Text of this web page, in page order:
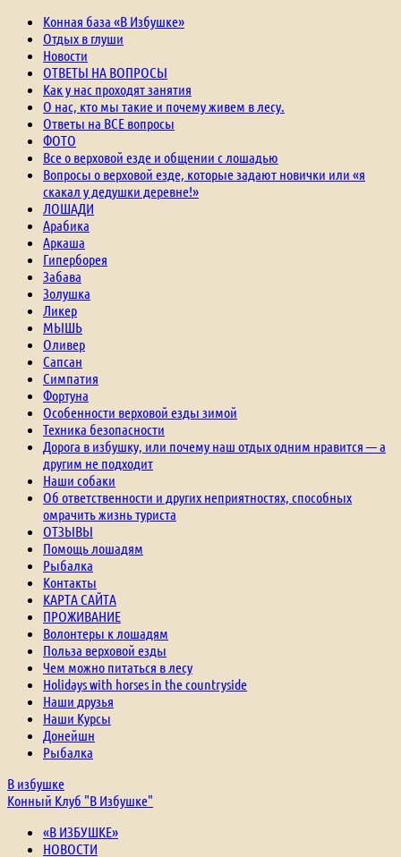
Конная база «В Избушке»
Отдых в глуши
Новости
ОТВЕТЫ НА ВОПРОСЫ
Как у нас проходят занятия
О нас, кто мы такие и почему живем в лесу.
Ответы на ВСЕ вопросы
ФОТО
Все о верховой езде и общении с лошадью
Вопросы о верховой езде, которые задают новички или «я
скакал у дедушки деревне!»
ЛОШАДИ
Арабика
Аркаша
Гиперборея
Забава
Золушка
Ликер
МЫШЬ
Оливер
Сапсан
Симпатия
Фортуна
Особенности верховой езды зимой
Техника безопасности
Дорога в избушку, или почему наш отдых одним нравится — а
другим не подходит
Наши собаки
Об ответственности и других неприятностях, способных
омрачить жизнь туриста
ОТЗЫВЫ
Помощь лошадям
Рыбалка
Контакты
КАРТА САЙТА
ПРОЖИВАНИЕ
Волонтеры к лошадям
Польза верховой езды
Чем можно питаться в лесу
Holidays with horses in the countryside
Наши друзья
Наши Курсы
Донейшн
Рыбалка
В избушке
Конный Клуб "В Избушке"
«В ИЗБУШКЕ»
НОВОСТИ